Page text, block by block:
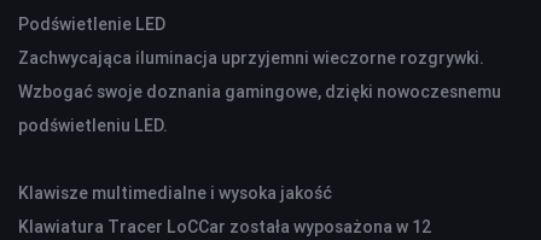
KAMERY DO MONITORINGU
KAMERY SPORTOWE OUTDOOROWE
APARATY
SMARTWATCHE
Podświetlenie LED
Zachwycająca iluminacja uprzyjemni wieczorne rozgrywki.
Wzbogać swoje doznania gamingowe, dzięki nowoczesnemu
podświetleniu LED.
Klawisze multimedialne i wysoka jakość
Klawiatura Tracer LoCCar została wyposażona w 12